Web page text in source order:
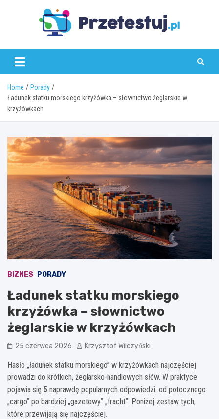
przetestuj.pl
Home
Porady
Ładunek statku morskiego krzyżówka – słownictwo żeglarskie w
krzyżówkach
BIZNES PORADY
Ładunek statku morskiego
krzyżówka – słownictwo
żeglarskie w krzyżówkach
25 czerwca 2026 Krzysztof Wilczyński
Hasło „ładunek statku morskiego” w krzyżówkach najczęściej
prowadzi do krótkich, żeglarsko-handlowych słów. W praktyce
pojawia się 5 naprawdę popularnych odpowiedzi: od potocznego
„cargo” po bardziej „gazetowy” „fracht”. Poniżej zestaw tych,
które przewijają się najczęściej.